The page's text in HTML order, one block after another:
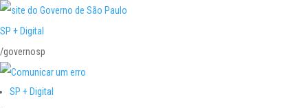
SP + Digital
/governosp
SP + Digital